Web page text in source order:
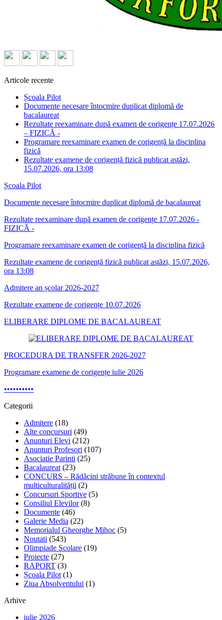
Articole recente
Școala Pilot
Documente necesare întocmire duplicat diplomă de
bacalaureat
Rezultate reexaminare după examen de corigențe 17.07.2026
– FIZICĂ -
Programare reexaminare examen de corigență la disciplina
fizică
Rezultate examene de corigență fizică publicat astăzi,
15.07.2026, ora 13:08
Școala Pilot
Documente necesare întocmire duplicat diplomă de bacalaureat
Rezultate reexaminare după examen de corigențe 17.07.2026 -
FIZICĂ -
Programare reexaminare examen de corigență la disciplina fizică
Rezultate examene de corigență fizică publicat astăzi, 15.07.2026,
ora 13:08
Admitere an școlar 2026-2027
Rezultate examene de corigențe 10.07.2026
ELIBERARE DIPLOME DE BACALAUREAT
PROCEDURA DE TRANSFER 2026-2027
Programare examene de corigențe iulie 2026
••••••••••
Categorii
Admitere (18)
Alte concursuri (49)
Anunturi Elevi (212)
Anunturi Profesori (107)
Asociatie Parinti (25)
Bacalaureat(23)
CONCURS – Rădăcini străbune în contextul
multiculturalității (2)
Concursuri Sportive (5)
Consiliul Elevilor(8)
Documente (46)
Galerie Media (22)
Memorialul Gheorghe Mihoc (5)
Noutati (543)
Olimpiade Scolare (19)
Proiecte (27)
RAPORT (3)
Școala Pilot(1)
Ziua Absolventului (1)
Arhive
iulie 2026